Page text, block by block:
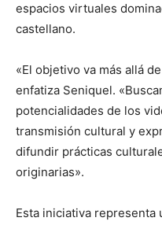
espacios virtuales
castellano.
«El objetivo va más allá
enfatiza Seniquel.
potencialidades de los
transmisión cultural y
difundir prácticas
originarias».
Esta iniciativa representa